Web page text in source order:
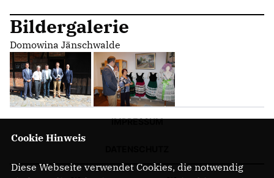
Bildergalerie
Domowina Jänschwalde
IMPRESSUM
Cookie Hinweis
Diese Webseite verwendet Cookies, die notwendig